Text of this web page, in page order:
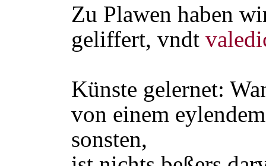
Zu Plawen haben
geliffert, vndt
Künste gelernet:
von einem
sonsten,